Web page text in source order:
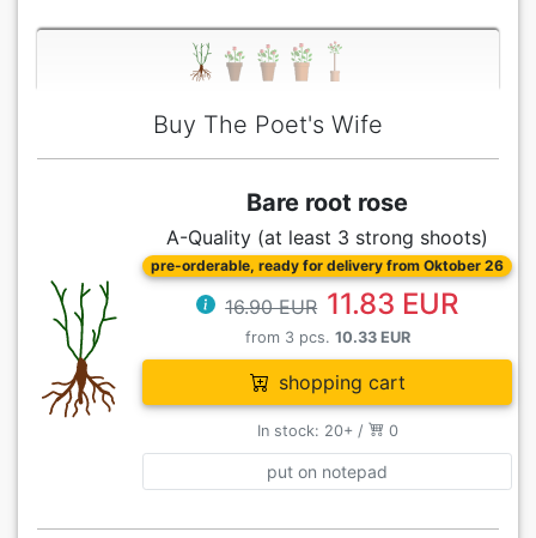
Buy The Poet's Wife
Bare root rose
A-Quality (at least 3 strong shoots)
pre-orderable, ready for delivery from Oktober 26
16.90 EUR 11.83 EUR
from 3 pcs. 10.33 EUR
shopping cart
In stock: 20+ / 0
put on notepad